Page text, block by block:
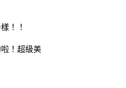
！！
！超級美